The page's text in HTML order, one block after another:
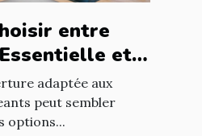
entre
et
les
adaptée aux
peut sembler
options...